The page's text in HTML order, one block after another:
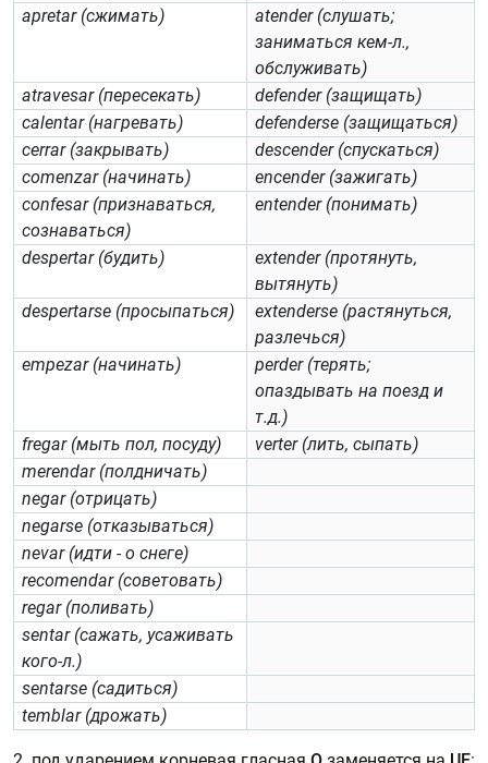
apretar (сжимать)
atender (слушать;
заниматься кем-л.,
обслуживать)
atravesar (пересекать)
defender (защищать)
calentar (нагревать)
defenderse (защищаться)
cerrar (закрывать)
descender (спускаться)
comenzar (начинать)
encender (зажигать)
confesar (признаваться,
сознаваться)
entender (понимать)
despertar (будить)
extender (протянуть,
вытянуть)
despertarse (просыпаться)
extenderse (растянуться,
разлечься)
empezar (начинать)
perder (терять;
опаздывать на поезд и
т.д.)
fregar (мыть пол, посуду)
verter (лить, сыпать)
merendar (полдничать)
negar (отрицать)
negarse (отказываться)
nevar (идти - о снеге)
recomendar (советовать)
regar (поливать)
sentar (сажать, усаживать
кого-л.)
sentarse (садиться)
temblar (дрожать)